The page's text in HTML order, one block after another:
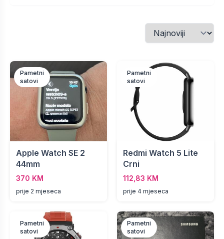
Pametni
satovi
Apple Watch SE 2
44mm
370 KM
prije 2 mjeseca
Pametni
satovi
Redmi Watch 5 Lite
Crni
112,83 KM
prije 4 mjeseca
Pametni
satovi
Pametni
satovi